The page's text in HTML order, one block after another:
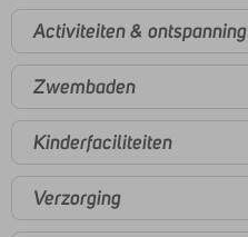
Activiteiten & ontspanning
Zwembaden
Kinderfaciliteiten
Verzorging